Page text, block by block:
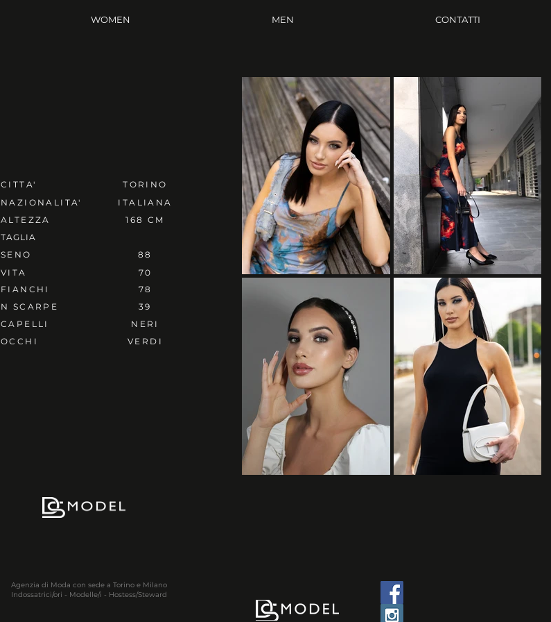
WOMEN MEN CONTATTI
ITALIANA
168 CM
88
70
78
39
NERI
VERDI
TORINO
NAZIONALITA'
ALTEZZA
TAGLIA
SENO
VITA
FIANCHI
N SCARPE
CAPELLI
OCCHI
CITTA'
Agenzia di Moda con sede a Torino e Milano
Indossatrici/ori - Modelle/i - Hostess/Steward